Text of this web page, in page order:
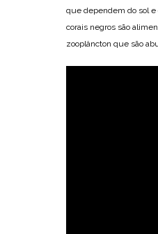
que dependem do sol e
corais negros são
zooplâncton que são